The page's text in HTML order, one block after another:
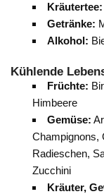
Kräutertee:
Getränke:
Alkohol:
Kühlende
Früchte:
Himbeere
Gemüse:
Champignons,
Radieschen,
Zucchini
Kräuter,